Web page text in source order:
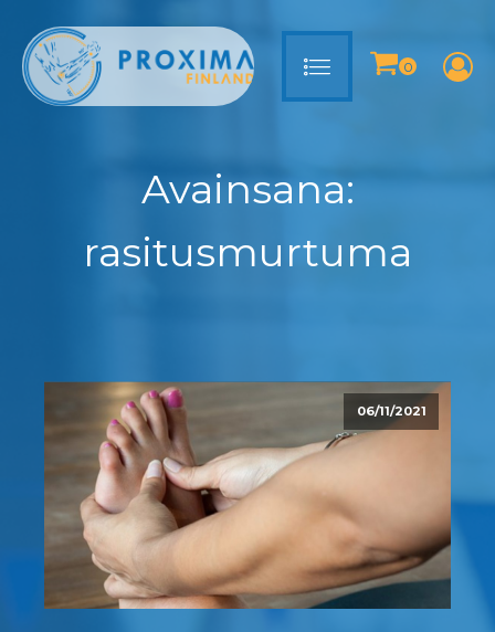
Avainsana:
rasitusmurtuma
06/11/2021